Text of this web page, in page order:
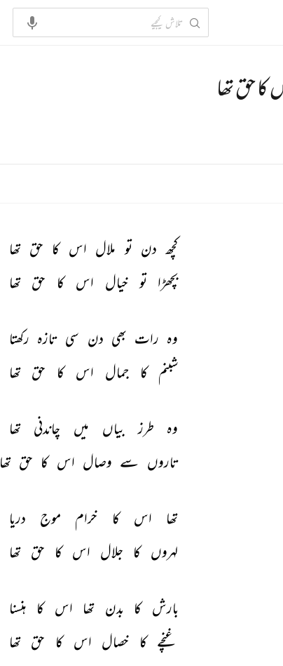
کا حق تھا
کچھ دن تو ملال اس کا حق تھا
بچھڑا تو خیال اس کا حق تھا
وہ رات بھی دن سی تازہ رکھتا
شبنم کا جمال اس کا حق تھا
وہ طرز بیاں میں چاندنی
تھا
تاروں سے وصال اس کا حق تھا
تھا اس کا خرام موج
دریا
لہروں کا جلال اس کا حق تھا
بارش کا بدن تھا اس کا ہنسنا
غنچے کا خصال اس کا حق تھا